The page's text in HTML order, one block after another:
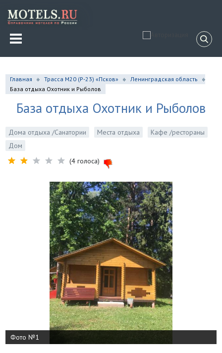
Главная Трасса М20 (Р-23) «Псков»
Ленинградская область
База отдыха Охотник и Рыболов
База отдыха Охотник и Рыболов
Дома отдыха /Санатории Места отдыха
Кафе /рестораны
Дом
(4 голоса)
Фото №1